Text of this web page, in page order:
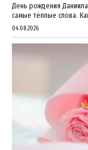
День рождения
самые тёплые слова.
04.08.2026